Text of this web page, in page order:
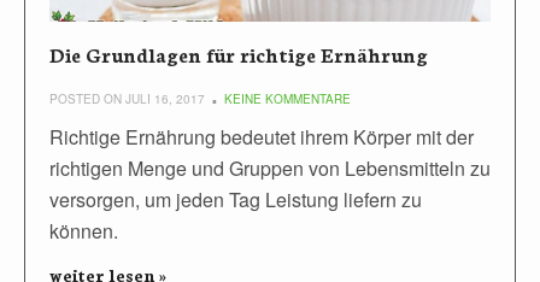
Die Grundlagen für richtige Ernährung
POSTED ON JULI 16, 2017 KEINE KOMMENTARE
Richtige Ernährung bedeutet ihrem Körper mit der
richtigen Menge und Gruppen von Lebensmitteln zu
versorgen, um jeden Tag Leistung liefern zu
können.
weiter lesen »